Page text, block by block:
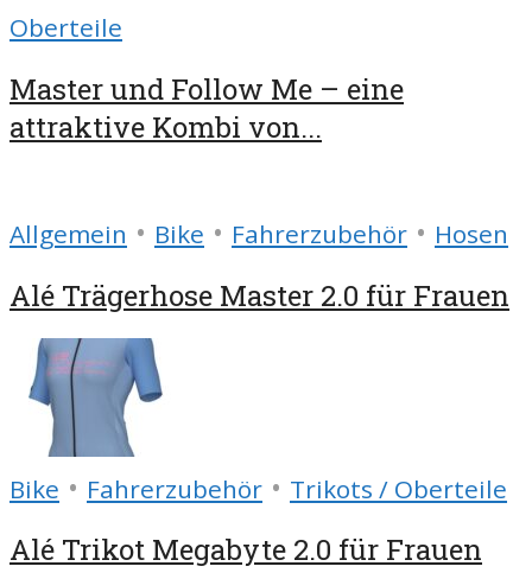
Oberteile
Master und Follow Me – eine
attraktive Kombi von...
Allgemein • Bike • Fahrerzubehör • Hosen
Alé Trägerhose Master 2.0 für Frauen
Bike • Fahrerzubehör • Trikots / Oberteile
Alé Trikot Megabyte 2.0 für Frauen